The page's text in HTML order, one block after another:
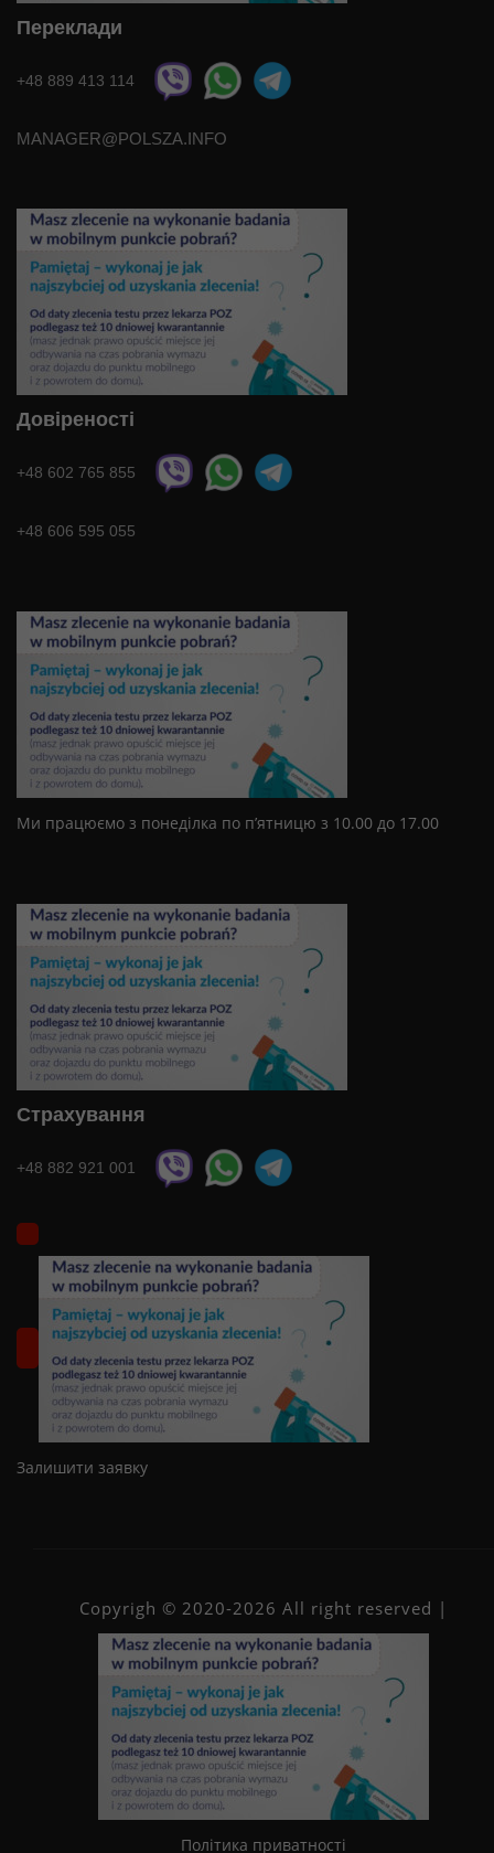
Переклади
+48 889 413 114
MANAGER@POLSZA.INFO
Довіреності
+48 602 765 855
+48 606 595 055
Ми працюємо з понеділка по п’ятницю з 10.00 до 17.00
Страхування
+48 882 921 001
Залишити заявку
Copyrigh © 2020-2026 All right reserved |
Політика приватності